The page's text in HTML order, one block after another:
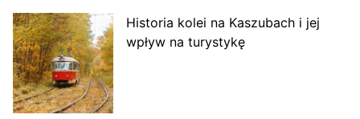
Historia kolei na Kaszubach i jej
wpływ na turystykę